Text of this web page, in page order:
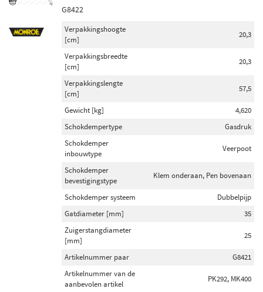
G8422
Verpakkingshoogte
[cm]
20,3
Verpakkingsbreedte
[cm]
20,3
Verpakkingslengte
[cm]
57,5
Gewicht [kg]
4,620
Schokdempertype
Gasdruk
Schokdemper
inbouwtype
Veerpoot
Schokdemper
bevestigingstype
Klem onderaan, Pen bovenaan
Schokdemper systeem
Dubbelpijp
Gatdiameter [mm]
35
Zuigerstangdiameter
[mm]
25
Artikelnummer paar
G8421
Artikelnummer van de
aanbevolen artikel
PK292, MK400